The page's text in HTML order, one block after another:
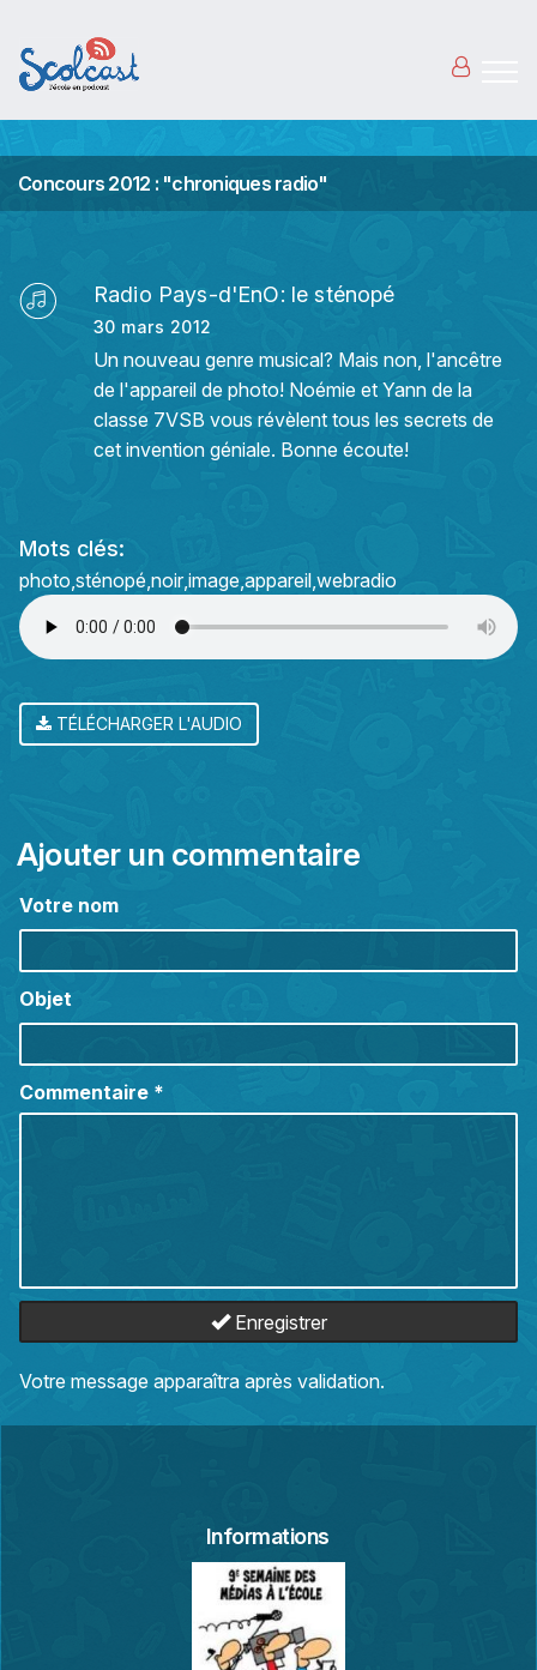
Concours 2012 : "chroniques radio"
Radio Pays-d'EnO: le sténopé
30 mars 2012
Un nouveau genre musical? Mais non, l'ancêtre
de l'appareil de photo! Noémie et Yann de la
classe 7VSB vous révèlent tous les secrets de
cet invention géniale. Bonne écoute!
Mots clés:
photo sténopé noir image appareil webradio
TÉLÉCHARGER L'AUDIO
Ajouter un commentaire
Votre nom
Objet
Commentaire *
Enregistrer
Votre message apparaîtra après validation.
Informations